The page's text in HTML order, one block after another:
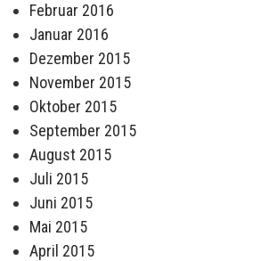
Februar 2016
Januar 2016
Dezember 2015
November 2015
Oktober 2015
September 2015
August 2015
Juli 2015
Juni 2015
Mai 2015
April 2015